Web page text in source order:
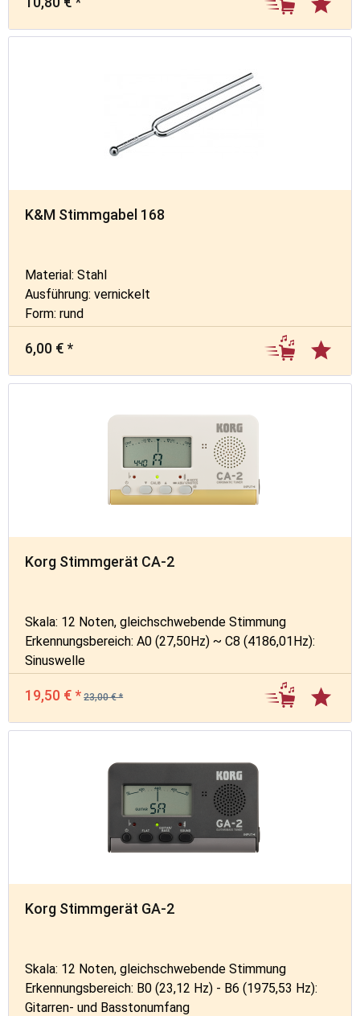
K&M Stimmgabel 168
Material: Stahl
Ausführung: vernickelt
Form: rund
6,00 € *
Korg Stimmgerät CA-2
Skala: 12 Noten, gleichschwebende Stimmung
Erkennungsbereich: A0 (27,50Hz) ~ C8 (4186,01Hz):
Sinuswelle
Referenztöne: C4 (261,63Hz)~C5 (523,25Hz): Eine
Oktave
19,50 € * 23,00 € *
Korg Stimmgerät GA-2
Skala: 12 Noten, gleichschwebende Stimmung
Erkennungsbereich: B0 (23,12 Hz) - B6 (1975,53 Hz):
Gitarren- und Basstonumfang